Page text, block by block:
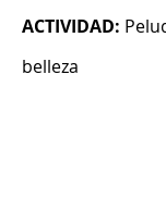
ACTIVIDAD:
belleza